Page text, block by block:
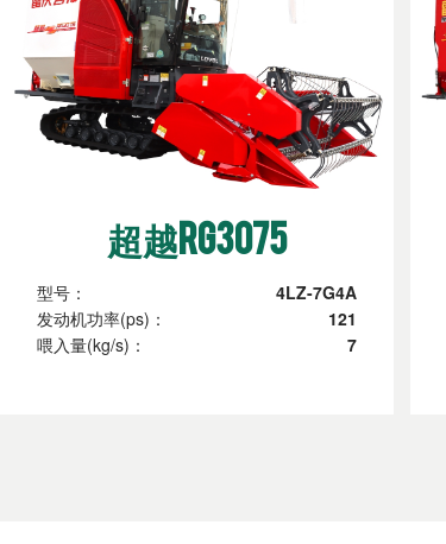
超越RG3075
型号：
4LZ-7G4A
发动机功率(ps)：
121
喂入量(kg/s)：
7